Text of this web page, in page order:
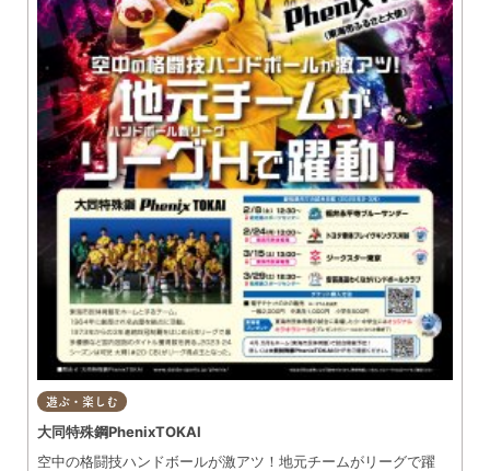
遊ぶ・楽しむ
大同特殊鋼PhenixTOKAI
空中の格闘技ハンドボールが激アツ！地元チームがリーグで躍